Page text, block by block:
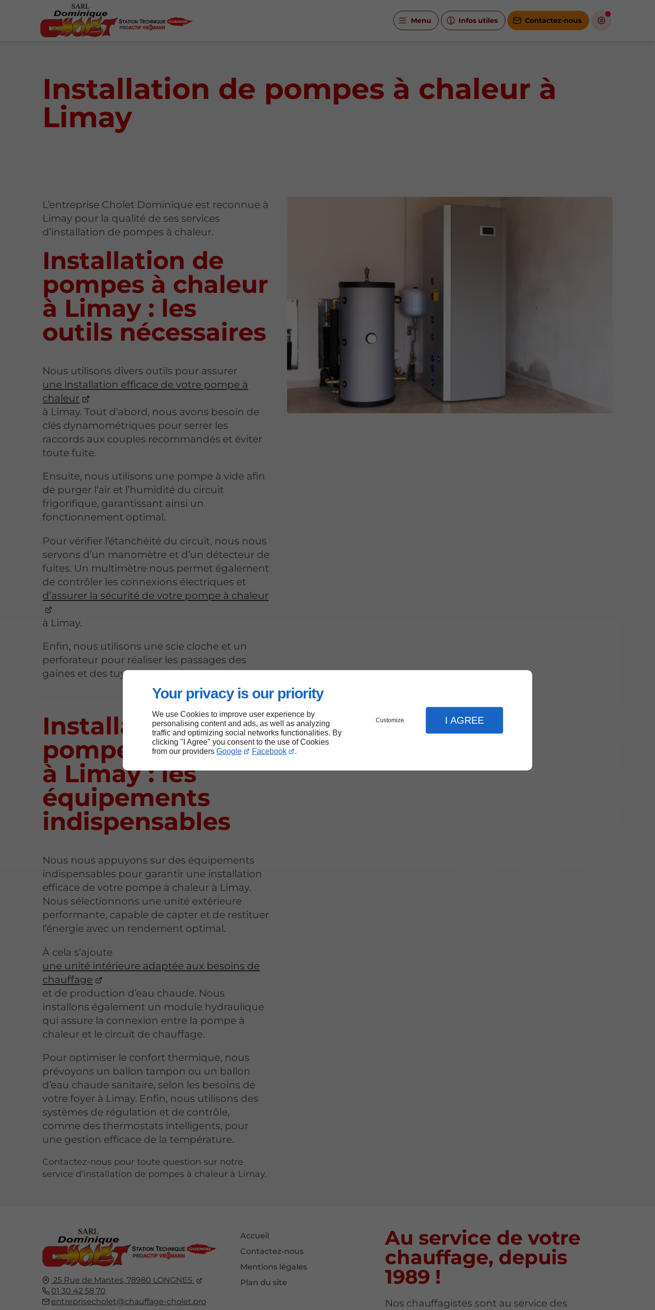
Your privacy is our priority
We use Cookies to improve user experience by
personalising content and ads, as well as analyzing
traffic and optimizing social networks functionalities. By
clicking "I Agree" you consent to the use of Cookies
from our providers Google Facebook .
Customize I AGREE
Menu Infos utiles Contactez-nous
Installation de pompes à chaleur à
Limay
L’entreprise Cholet Dominique est reconnue à
Limay pour la qualité de ses services
d’installation de pompes à chaleur.
Installation de
pompes à chaleur
à Limay : les
outils nécessaires
Nous utilisons divers outils pour assurer
une installation efficace de votre pompe à
chaleur
à Limay. Tout d’abord, nous avons besoin de
clés dynamométriques pour serrer les
raccords aux couples recommandés et éviter
toute fuite.
Ensuite, nous utilisons une pompe à vide afin
de purger l’air et l’humidité du circuit
frigorifique, garantissant ainsi un
fonctionnement optimal.
Pour vérifier l’étanchéité du circuit, nous nous
servons d’un manomètre et d’un détecteur de
fuites. Un multimètre nous permet également
de contrôler les connexions électriques et
d’assurer la sécurité de votre pompe à chaleur
à Limay.
Enfin, nous utilisons une scie cloche et un
perforateur pour réaliser les passages des
gaines et des tuyaux.
Installation de
pompes à chaleur
à Limay : les
équipements
indispensables
Nous nous appuyons sur des équipements
indispensables pour garantir une installation
efficace de votre pompe à chaleur à Limay.
Nous sélectionnons une unité extérieure
performante, capable de capter et de restituer
l’énergie avec un rendement optimal.
À cela s’ajoute
une unité intérieure adaptée aux besoins de
chauffage
et de production d’eau chaude. Nous
installons également un module hydraulique
qui assure la connexion entre la pompe à
chaleur et le circuit de chauffage.
Pour optimiser le confort thermique, nous
prévoyons un ballon tampon ou un ballon
d’eau chaude sanitaire, selon les besoins de
votre foyer à Limay. Enfin, nous utilisons des
systèmes de régulation et de contrôle,
comme des thermostats intelligents, pour
une gestion efficace de la température.
Contactez-nous pour toute question sur notre
service d’installation de pompes à chaleur à Limay.
25 Rue de Mantes, 78980 LONGNES
01 30 42 58 70
entreprisecholet@chauffage-cholet.pro
Accueil
Contactez-nous
Mentions légales
Plan du site
Au service de votre
chauffage, depuis
1989 !
Nos chauffagistes sont au service des